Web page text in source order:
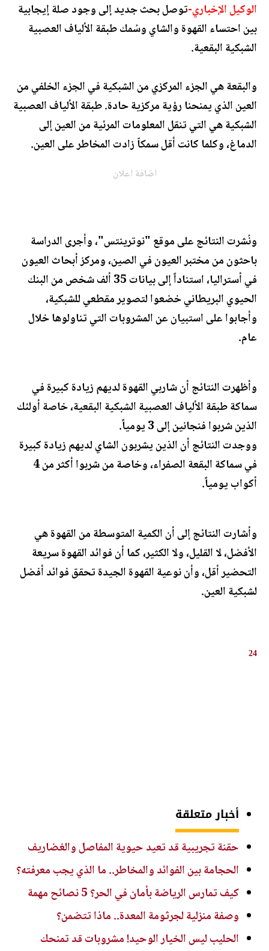
الوكيل الإخباري-توصل بحث جديد إلى وجود صلة إيجابية
بين احتساء القهوة والشايوسُمك طبقة الألياف العصبية
الشبكية البقعية.
والبقعة هي الجزء المركزي من الشبكية في الجزء الخلفي من
العين الذي يمنحنا رؤية مركزية حادة. طبقة الألياف العصبية
الشبكية هي التي تنقل المعلومات المرئية من العين إلى
الدماغ، وكلما كانت أقل سمكاّ زادت المخاطر على العين.
اضافة اعلان
ونُشرت النتائج على موقع "نوترينتس"، وأجرى الدراسة
باحثون من مختبر العيون في الصين، ومركز أبحاث العيون
في أستراليا، استناداً إلى بيانات 35 ألف شخص من البنك
الحيوي البريطاني خضعوا لتصوير مقطعي للشبكية،
وأجابوا على استبيان عن المشروبات التي تناولوها خلال
عام.
وأظهرت النتائج أن شاربي القهوة لديهم زيادة كبيرة في
سماكة طبقة الألياف العصبية الشبكية البقعية، خاصة أولئك
الذين شربوا فنجانين إلى 3 يومياً.
ووجدت النتائج أن الذين يشربون الشاي لديهم زيادة كبيرة
في سماكة البقعة الصفراء، وخاصة من شربوا أكثر من 4
أكواب يومياً.
وأشارت النتائج إلى أن الكمية المتوسطة من القهوة هي
الأفضل، لا القليل، ولا الكثير، كما أن فوائد القهوة سريعة
التحضير أقل، وأن نوعية القهوة الجيدة تحقق فوائد أفضل
لشبكية العين.
24
أخبار متعلقة
حقنة تجريبية قد تعيد حيوية المفاصل والغضاريف
الحجامة بين الفوائد والمخاطر.. ما الذي يجب معرفته؟
كيف تمارس الرياضة بأمان في الحر؟ 5 نصائح مهمة
وصفة منزلية لجرثومة المعدة.. ماذا تتضمن؟
الحليب ليس الخيار الوحيد! مشروبات قد تمنحك